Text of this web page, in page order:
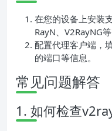
在您的设备上安装
RayN、V2RayNG等
配置代理客户端，
的端口等信息。
常见问题解答
1. 如何检查